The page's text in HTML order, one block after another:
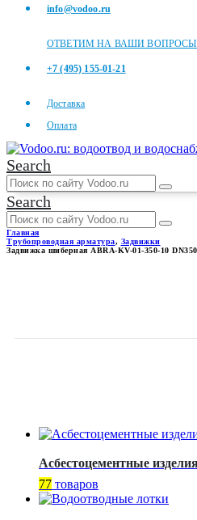
info@vodoo.ru
ОТВЕТИМ НА ВАШИ
+7 (495) 155-01-21
Доставка
Оплата
Search
Search
Главная
Трубопроводная арматура, Задвижки
Задвижка шиберная ABRA-KV-01-350-10
Асбестоцементные
77 товаров